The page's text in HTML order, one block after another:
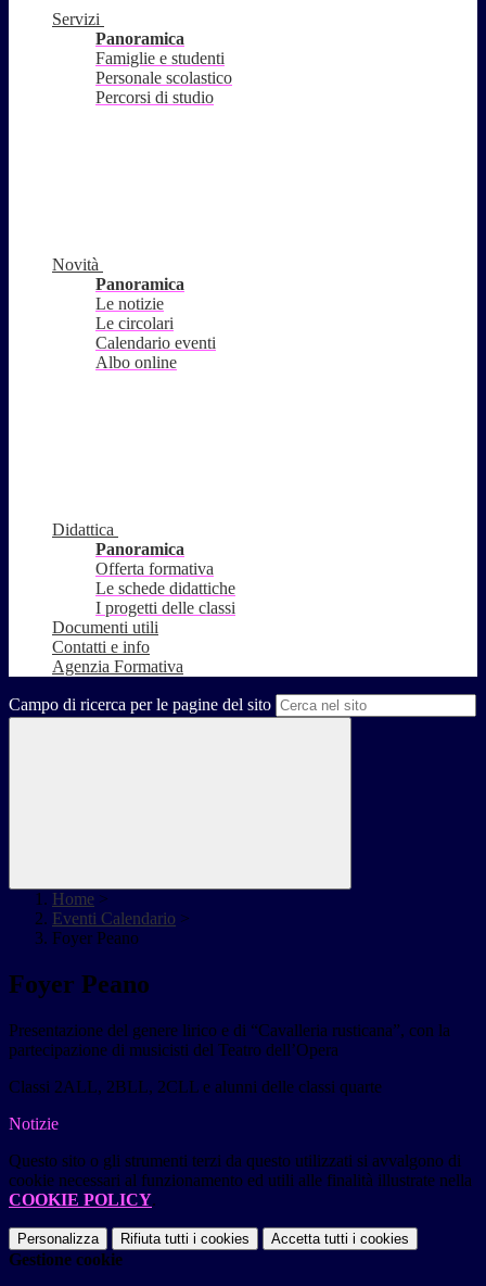
Servizi
Panoramica
Famiglie e studenti
Personale scolastico
Percorsi di studio
Novità
Panoramica
Le notizie
Le circolari
Calendario eventi
Albo online
Didattica
Panoramica
Offerta formativa
Le schede didattiche
I progetti delle classi
Documenti utili
Contatti e info
Agenzia Formativa
Campo di ricerca per le pagine del sito
Home >
Eventi Calendario >
Foyer Peano
Foyer Peano
Presentazione del genere lirico e di “Cavalleria rusticana”, con la
partecipazione di musicisti del Teatro dell’Opera
Classi 2ALL, 2BLL, 2CLL e alunni delle classi quarte
Notizie
Questo sito o gli strumenti terzi da questo utilizzati si avvalgono di
cookie necessari al funzionamento ed utili alle finalità illustrate nella
COOKIE POLICY.
Personalizza Rifiuta tutti i cookies Accetta tutti i cookies
Gestione cookie